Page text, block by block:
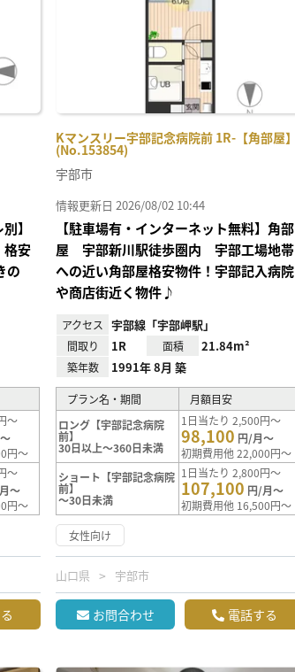
】
格安
の
～
円～
～
～
円～
Kマンスリー宇部記念病院前 1R-【角部屋】
(No.153854)
宇部市
情報更新日 2026/08/02 10:44
【駐車場有・インターネット無料】角部
屋 宇部新川駅徒歩圏内 宇部工場地帯
への近い角部屋格安物件！宇部記入病院
や商店街近く物件♪
アクセス 宇部線「宇部岬駅」
間取り 1R 面積 21.84m²
築年数 1991年 8月 築
プラン名・期間
月額目安
ロング【宇部記念病院
前】
30日以上～360日未満
1日当たり 2,500円～
98,100 円/月～
初期費用他 22,000円～
ショート【宇部記念病院
前】
～30日未満
1日当たり 2,800円～
107,100 円/月～
初期費用他 16,500円～
女性向け
山口県 宇部市
お問合わせ 電話する